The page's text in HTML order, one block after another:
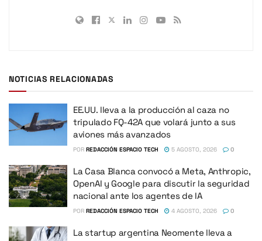
NOTICIAS RELACIONADAS
EE.UU. lleva a la producción al caza no
tripulado FQ-42A que volará junto a sus
aviones más avanzados
POR REDACCIÓN ESPACIO TECH 5 AGOSTO, 2026 0
La Casa Blanca convocó a Meta, Anthropic,
OpenAI y Google para discutir la seguridad
nacional ante los agentes de IA
POR REDACCIÓN ESPACIO TECH 4 AGOSTO, 2026 0
La startup argentina Neomente lleva a